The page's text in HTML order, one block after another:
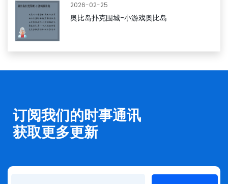
2026-02-25
奥比岛扑克围城-小游戏奥比岛
订阅我们的时事通讯
获取更多更新